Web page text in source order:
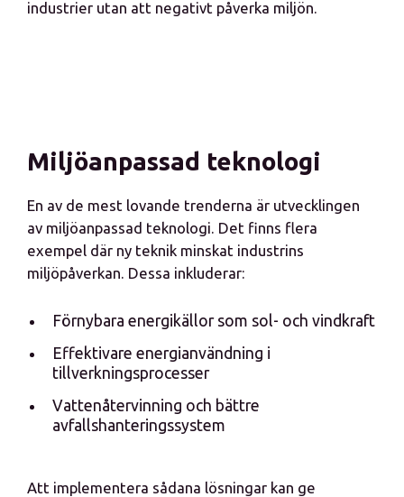
industrier utan att negativt påverka miljön.
Miljöanpassad teknologi
En av de mest lovande trenderna är utvecklingen
av miljöanpassad teknologi. Det finns flera
exempel där ny teknik minskat industrins
miljöpåverkan. Dessa inkluderar:
Förnybara energikällor som sol- och vindkraft
Effektivare energianvändning i
tillverkningsprocesser
Vattenåtervinning och bättre
avfallshanteringssystem
Att implementera sådana lösningar kan ge